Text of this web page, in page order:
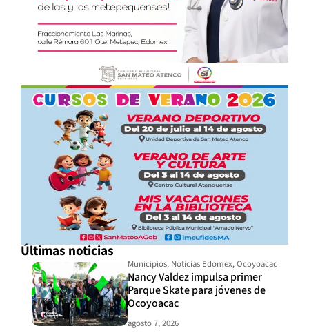
Últimas noticias
Municipios, Noticias Edomex,Ocoyoacac
Nancy Valdez impulsa primer
Parque Skate para jóvenes de
Ocoyoacac
agosto 7, 2026